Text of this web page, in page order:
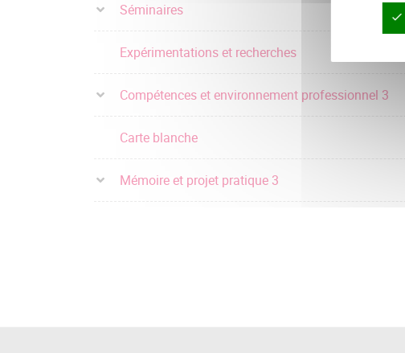
Séminaires
Expérimentations et recherches
Compétences et environnement professionnel 3
Carte blanche
Mémoire et projet pratique 3